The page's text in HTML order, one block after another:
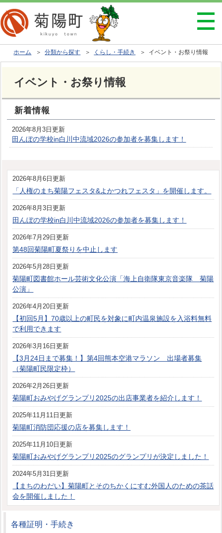
ホーム ＞分類から探す ＞ くらし・手続き ＞ イベント・お祭り情報
イベント・お祭り情報
新着情報
2026年8月3日更新
田んぼの学校in白川中流域2026の参加者を募集します！
2026年8月6日更新
「人権のまち菊陽フェスタ&よかつれフェスタ」を開催します。
2026年8月3日更新
田んぼの学校in白川中流域2026の参加者を募集します！
2026年7月29日更新
第48回菊陽町夏祭りを中止します
2026年5月28日更新
菊陽町図書館ホール芸術文化公演「海上自衛隊東京音楽隊 菊陽
公演」
2026年4月20日更新
【初回5月】70歳以上の町民を対象に町内温泉施設を入浴料無料
で利用できます
2026年3月16日更新
【3月24日まで募集！】第4回熊本空港マラソン 出場者募集
（菊陽町民限定枠）
2026年2月26日更新
菊陽町おみやげグランプリ2025の出店事業者を紹介します！
2025年11月11日更新
菊陽町消防団応援の店を募集します！
2025年11月10日更新
菊陽町おみやげグランプリ2025のグランプリが決定しました！
2024年5月31日更新
【まちのわだい】菊陽町とそのちかくにすむ外国人のための茶話
会を開催しました！
各種証明・手続き